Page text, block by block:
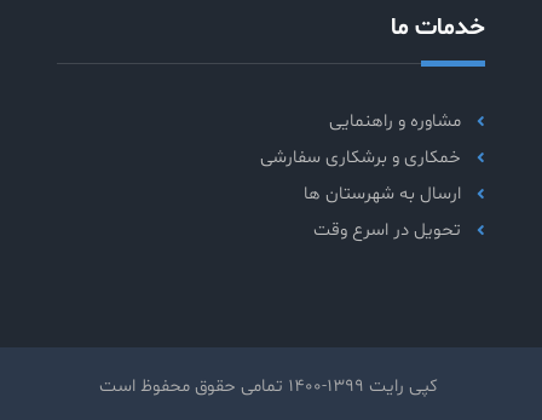
خدمات ما
مشاوره و راهنمایی
خمکاری و برشکاری سفارشی
ارسال به شهرستان ها
تحویل در اسرع وقت
کپی رایت 1399-1400 تمامی حقوق محفوظ است